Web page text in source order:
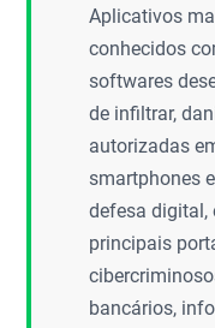
Aplicativos
conhecidos
softwares
de infiltrar,
autorizadas
smartphones
defesa digital,
principais
bancários,